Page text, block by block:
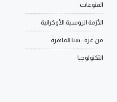
المنوعات
الأزمة الروسية الأوكرانية
من غزة.. هنا القاهرة
التكنولوجيا